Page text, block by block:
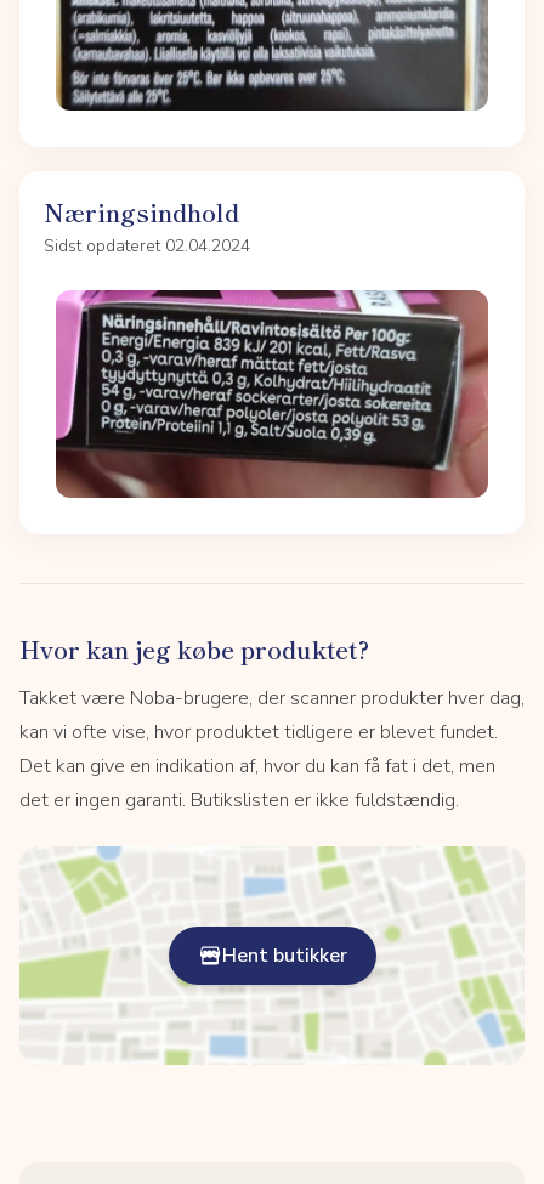
Næringsindhold
Sidst opdateret 02.04.2024
Hvor kan jeg købe produktet?
Takket være Noba-brugere, der scanner produkter hver dag,
kan vi ofte vise, hvor produktet tidligere er blevet fundet.
Det kan give en indikation af, hvor du kan få fat i det, men
det er ingen garanti. Butikslisten er ikke fuldstændig.
Hent butikker